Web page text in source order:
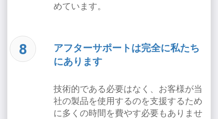
めています。
アフターサポートは完全に私たち
にあります
技術的である必要はなく、お客様が当
社の製品を使用するのを支援するため
に多くの時間を費やす必要もありませ